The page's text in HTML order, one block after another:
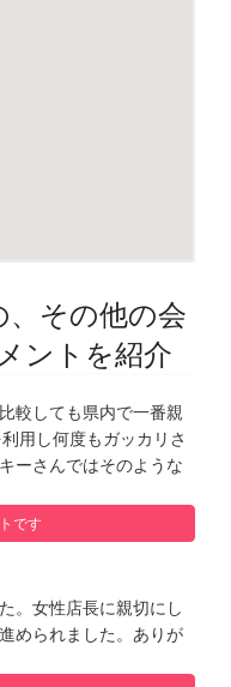
、その他の会
ントを紹介
較しても県内で一番親
用し何度もガッカリさ
ーさんではそのような
です
。女性店長に親切にし
められました。ありが